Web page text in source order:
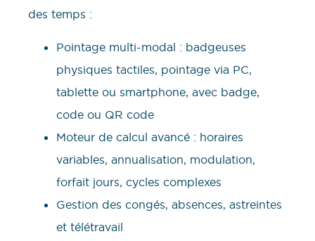
des temps :
Pointage multi-modal : badgeuses
physiques tactiles, pointage via PC,
tablette ou smartphone, avec badge,
code ou QR code
Moteur de calcul avancé : horaires
variables, annualisation, modulation,
forfait jours, cycles complexes
Gestion des congés, absences, astreintes
et télétravail